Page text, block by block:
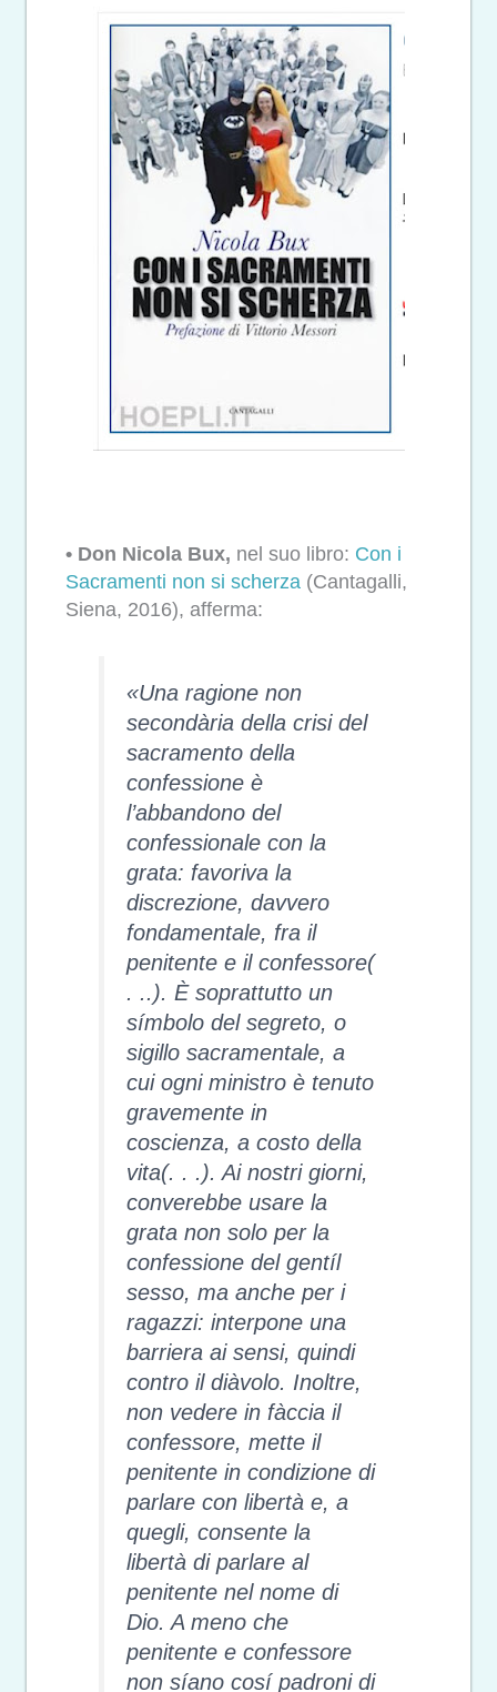
• Don Nicola Bux, nel suo libro: Con i
Sacramenti non si scherza (Cantagalli,
Siena, 2016), afferma:
«Una ragione non
secondària della crisi del
sacramento della
confessione è
l’abbandono del
confessionale con la
grata: favoriva la
discrezione, davvero
fondamentale, fra il
penitente e il confessore(
. ..). È soprattutto un
símbolo del segreto, o
sigillo sacramentale, a
cui ogni ministro è tenuto
gravemente in
coscienza, a costo della
vita(. . .). Ai nostri giorni,
converebbe usare la
grata non solo per la
confessione del gentíl
sesso, ma anche per i
ragazzi: interpone una
barriera ai sensi, quindi
contro il diàvolo. Inoltre,
non vedere in fàccia il
confessore, mette il
penitente in condizione di
parlare con libertà e, a
quegli, consente la
libertà di parlare al
penitente nel nome di
Dio. A meno che
penitente e confessore
non síano cosí padroni di